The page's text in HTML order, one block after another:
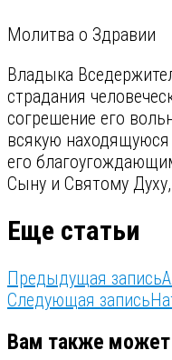
Молитва о Здравии
Владыка
страдания
согрешение его
всякую
его
Сыну и Святому
Еще статьи
Предыдущая запись
Следующая запись
Вам также может